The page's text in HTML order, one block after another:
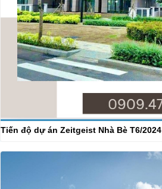
Tiến độ dự án Zeitgeist Nhà Bè T6/2024